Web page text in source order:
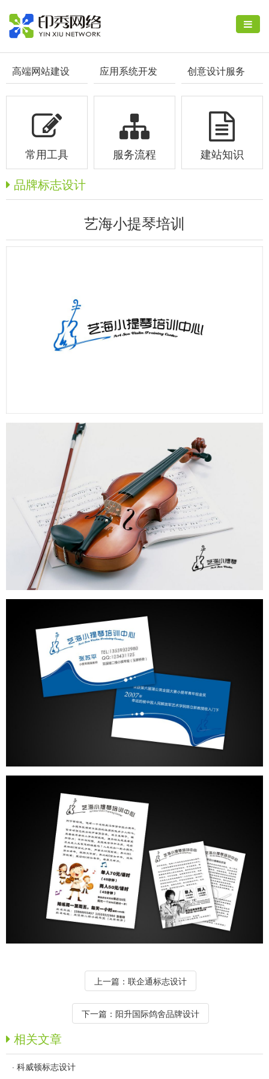
高端网站建设 应用系统开发 创意设计服务
常用工具 服务流程 建站知识
品牌标志设计
艺海小提琴培训
上一篇： 联企通标志设计
下一篇： 阳升国际鸽舍品牌设计
相关文章
· 科威顿标志设计